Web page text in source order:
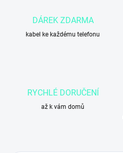
DÁREK ZDARMA
kabel ke každému telefonu
RYCHLÉ DORUČENÍ
až k vám domů